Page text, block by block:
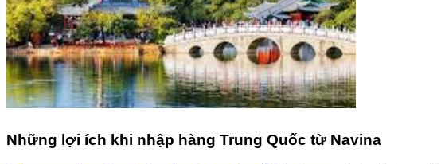
Những lợi ích khi nhập hàng Trung Quốc từ Navina